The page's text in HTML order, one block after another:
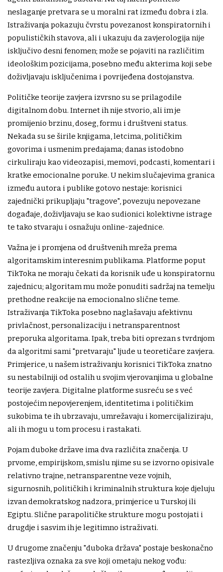
neslaganje pretvara se u moralni rat između dobra i zla.
Istraživanja pokazuju čvrstu povezanost konspiratornih i
populističkih stavova, ali i ukazuju da zavjerologija nije
isključivo desni fenomen; može se pojaviti na različitim
ideološkim pozicijama, posebno među akterima koji sebe
doživljavaju isključenima i povrijeđena dostojanstva.
Političke teorije zavjera izvrsno su se prilagodile
digitalnom dobu. Internet ih nije stvorio, ali im je
promijenio brzinu, doseg, formu i društveni status.
Nekada su se širile knjigama, letcima, političkim
govorima i usmenim predajama; danas istodobno
cirkuliraju kao videozapisi, memovi, podcasti, komentari i
kratke emocionalne poruke. U nekim slučajevima granica
između autora i publike gotovo nestaje: korisnici
zajednički prikupljaju "tragove", povezuju nepovezane
događaje, doživljavaju se kao sudionici kolektivne istrage
te tako stvaraju i osnažuju online-zajednice.
Važna je i promjena od društvenih mreža prema
algoritamskim interesnim publikama. Platforme poput
TikToka ne moraju čekati da korisnik uđe u konspiratornu
zajednicu; algoritam mu može ponuditi sadržaj na temelju
prethodne reakcije na emocionalno slične teme.
Istraživanja TikToka posebno naglašavaju afektivnu
privlačnost, personalizaciju i netransparentnost
preporuka algoritama. Ipak, treba biti oprezan s tvrdnjom
da algoritmi sami "pretvaraju" ljude u teoretičare zavjera.
Primjerice, u našem istraživanju korisnici TikToka znatno
su nestabilniji od ostalih u svojim vjerovanjima u globalne
teorije zavjera. Digitalne platforme susreću se s već
postojećim nepovjerenjem, identitetima i političkim
sukobima te ih ubrzavaju, umrežavaju i komercijaliziraju,
ali ih mogu u tom procesu i rastakati.
Pojam duboke države ima dva različita značenja. U
prvome, empirijskom, smislu njime su se izvorno opisivale
relativno trajne, netransparentne veze vojnih,
sigurnosnih, političkih i kriminalnih struktura koje djeluju
izvan demokratskog nadzora, primjerice u Turskoj ili
Egiptu. Slične parapolitičke strukture mogu postojati i
drugdje i sasvim ih je legitimno istraživati.
U drugome značenju "duboka država" postaje beskonačno
rastezljiva oznaka za sve koji ometaju nekog vođu: